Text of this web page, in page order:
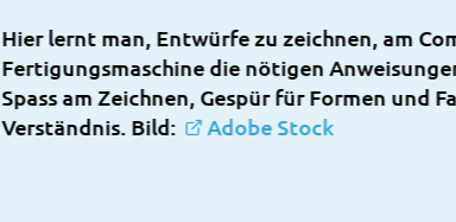
Hier lernt man, Entwürfe zu zeichnen, am
Fertigungsmaschine die nötigen
Spass am Zeichnen, Gespür für Formen und
Verständnis. Bild:
Adobe Stock